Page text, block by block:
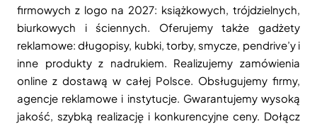
firmowych z logo na 2027: książkowych, trójdzielnych,
biurkowych i ściennych. Oferujemy także gadżety
reklamowe: długopisy, kubki, torby, smycze, pendrive’y i
inne produkty z nadrukiem. Realizujemy zamówienia
online z dostawą w całej Polsce. Obsługujemy firmy,
agencje reklamowe i instytucje. Gwarantujemy wysoką
jakość, szybką realizację i konkurencyjne ceny. Dołącz